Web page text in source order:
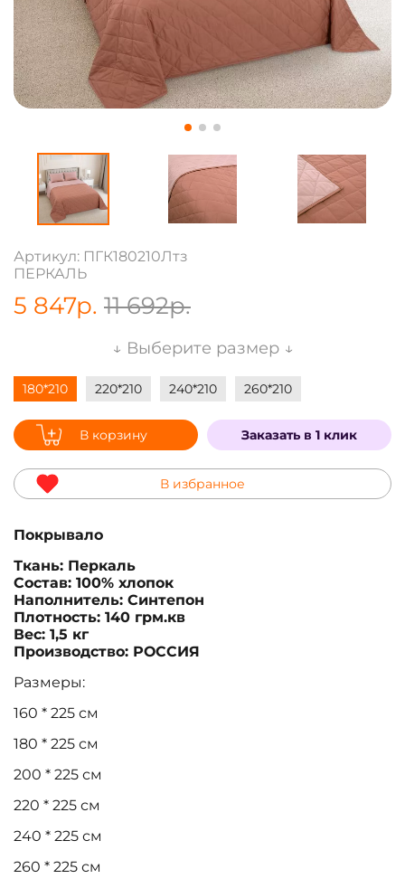
Покрывало
Ткань: Перкаль
Состав: 100% хлопок
Наполнитель: Синтепон
Плотность: 140 грм.кв
Вес: 1,5 кг
Производство: РОССИЯ
Размеры:
160 * 225 см
180 * 225 см
200 * 225 см
220 * 225 см
240 * 225 см
260 * 225 см
Артикул: ПГК180210Лтз
ПЕРКАЛЬ
5 847р. 11 692р.
↓ Выберите размер ↓
В корзину Заказать в 1 клик
В избранное